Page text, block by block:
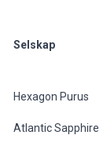
Selskap
Hexagon Purus
Atlantic Sapphire